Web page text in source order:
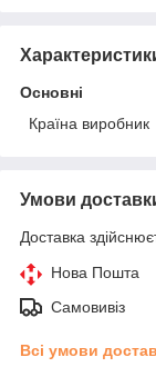
Основні
Країна виробник
Умови
Доставка
Нова Пошта
Самовивіз
Всі умови